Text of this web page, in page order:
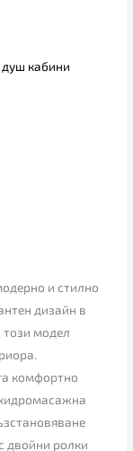
кабини
и стилно
дизайн в
този модел
комфортно
двойни ролки